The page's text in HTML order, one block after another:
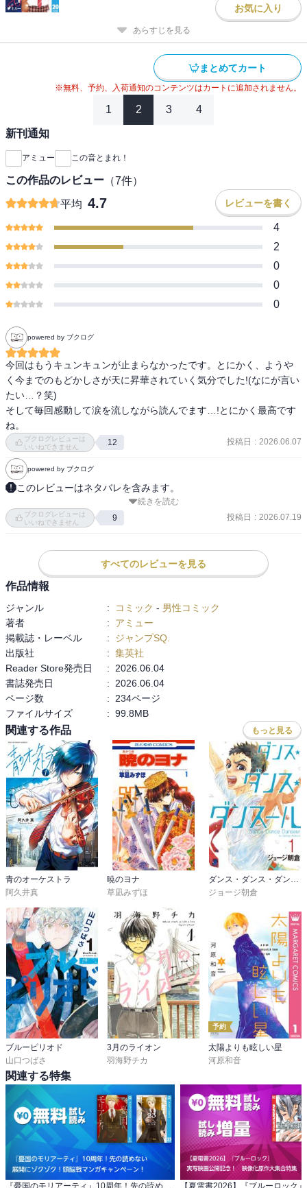
お気に入り
あらすじを見る
まとめてカート
※無料、予約、入荷通知のコンテンツはカートに追加されません。
1 2 3 4
新刊通知
アミュー この音とまれ！
この作品のレビュー （7件）
平均 4.7 レビューを書く
4
2
0
0
0
powered by ブクログ
今回はもうキュンキュンが止まらなかったです。とにかく、ようや
く今までのもどかしさが天に昇華されていく気分でした!(なにが言い
たい…？笑)
そして毎回感動して涙を流しながら読んでます…!とにかく最高です
ね。
ブクログレビューは
いいねできません
12 投稿日 : 2026.06.07
powered by ブクログ
このレビューはネタバレを含みます。
三年生の引退が少しだけ延び、優勝の喜びに浸ったまま帰路につい
挑戦したいと宣言する！ その後、祖父の源に報告に行くという愛
に、さとわは一緒に行きたいと申し出る。さらに、愛の家にも行く
ことになり…!? 一方、妃呂を夏祭りに誘った武蔵。二人で花火を見
終えた時に彼が口にしたのは…!?
・‥…━━━☆・‥…━━━☆・‥…━━━☆
感想は最終巻にまとめて記載予定です。
続きを読む
ブクログレビューは
いいねできません
9 投稿日 : 2026.07.19
すべてのレビューを見る
作品情報
ジャンル : コミック - 男性コミック
著者
:
アミュー
掲載誌・レーベル
:
ジャンプSQ.
出版社
: 集英社
Reader Store発売日
:
2026.06.04
書誌発売日
:
2026.06.04
ページ数
:
234ページ
ファイルサイズ
: 99.8MB
関連する作品 もっと見る
青のオーケストラ
阿久井真
暁のヨナ
草凪みずほ
ダンス・ダンス・ダンスール
ジョージ朝倉
ブルーピリオド
山口つばさ
3月のライオン
羽海野チカ
予約
太陽よりも眩しい星
河原和音
関連する特集